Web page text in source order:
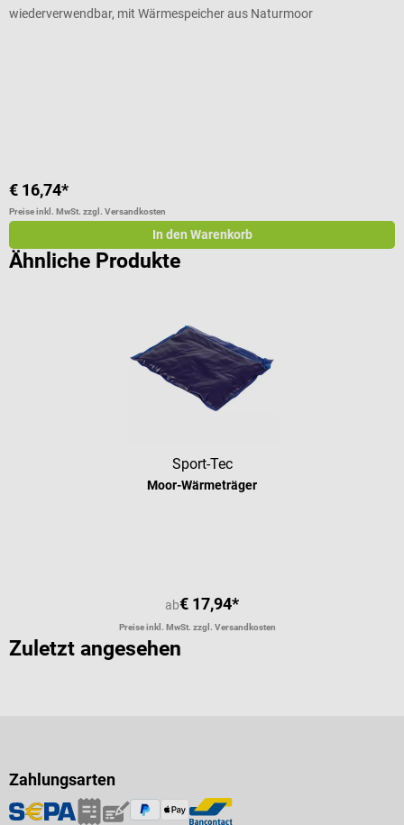
wiederverwendbar, mit Wärmespeicher aus Naturmoor
€ 16,74*
Preise inkl. MwSt. zzgl. Versandkosten
In den Warenkorb
Ähnliche Produkte
Sport-Tec
Moor-Wärmeträger
ab€ 17,94*
Preise inkl. MwSt. zzgl. Versandkosten
Zuletzt angesehen
Zahlungsarten